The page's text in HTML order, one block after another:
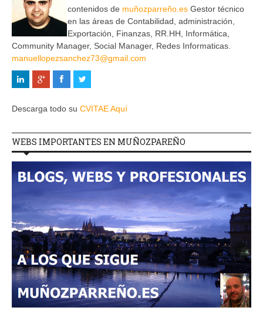
contenidos de muñozparreño.es Gestor técnico
en las áreas de Contabilidad, administración,
Exportación, Finanzas, RR.HH, Informática,
Community Manager, Social Manager, Redes Informaticas.
manuellopezsanchez73@gmail.com
Descarga todo su CVITAE Aquí
WEBS IMPORTANTES EN MUÑOZPAREÑO